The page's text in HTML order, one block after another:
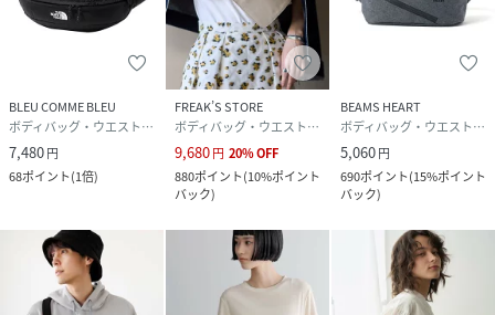
BLEU COMME BLEU
ボディバッグ・ウエストポーチ
7,480円
68ポイント(1倍)
FREAK’S STORE
ボディバッグ・ウエストポーチ
9,680円 20%OFF
880ポイント(10%ポイント
バック)
BEAMS HEART
ボディバッグ・ウエストポーチ
5,060円
690ポイント(15%ポイント
バック)